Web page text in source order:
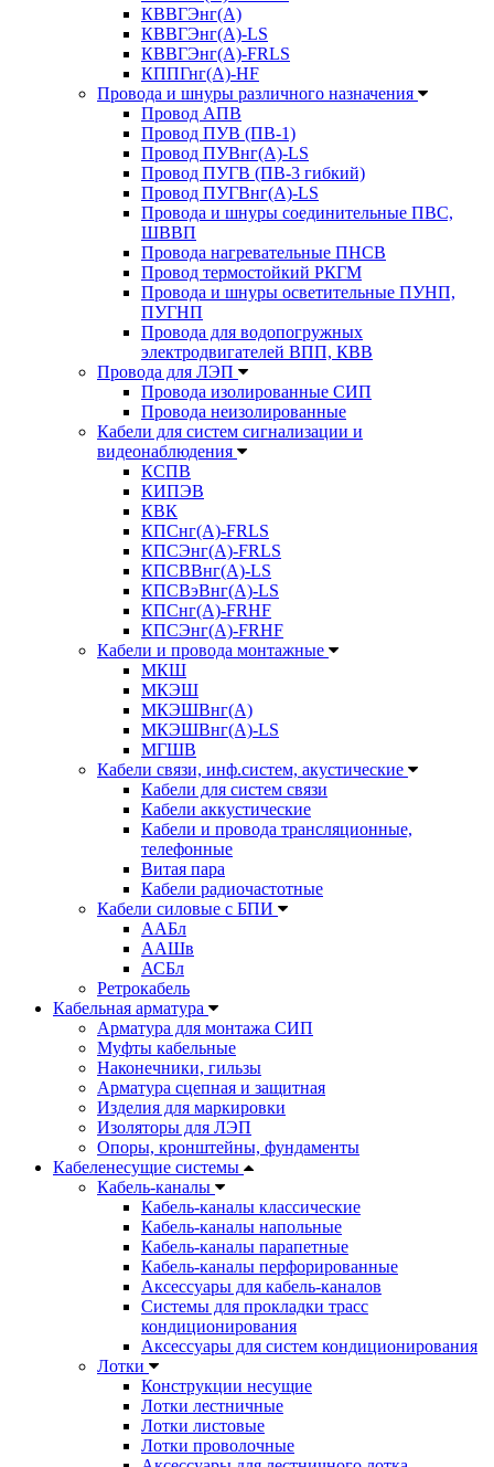
КВВГЭнг(А)
КВВГЭнг(А)-LS
КВВГЭнг(А)-FRLS
КППГнг(А)-HF
Провода и шнуры различного назначения
Провод АПВ
Провод ПУВ (ПВ-1)
Провод ПУВнг(А)-LS
Провод ПУГВ (ПВ-3 гибкий)
Провод ПУГВнг(А)-LS
Провода и шнуры соединительные ПВС,
ШВВП
Провода нагревательные ПНСВ
Провод термостойкий РКГМ
Провода и шнуры осветительные ПУНП,
ПУГНП
Провода для водопогружных
электродвигателей ВПП, КВВ
Провода для ЛЭП
Провода изолированные СИП
Провода неизолированные
Кабели для систем сигнализации и
видеонаблюдения
КСПВ
КИПЭВ
КВК
КПСнг(А)-FRLS
КПСЭнг(А)-FRLS
КПСВВнг(А)-LS
КПСВэВнг(А)-LS
КПСнг(А)-FRHF
КПСЭнг(А)-FRHF
Кабели и провода монтажные
МКШ
МКЭШ
МКЭШВнг(А)
МКЭШВнг(А)-LS
МГШВ
Кабели связи, инф.систем, акустические
Кабели для систем связи
Кабели аккустические
Кабели и провода трансляционные,
телефонные
Витая пара
Кабели радиочастотные
Кабели силовые с БПИ
ААБл
ААШв
АСБл
Ретрокабель
Кабельная арматура
Арматура для монтажа СИП
Муфты кабельные
Наконечники, гильзы
Арматура сцепная и защитная
Изделия для маркировки
Изоляторы для ЛЭП
Опоры, кронштейны, фундаменты
Кабеленесущие системы
Кабель-каналы
Кабель-каналы классические
Кабель-каналы напольные
Кабель-каналы парапетные
Кабель-каналы перфорированные
Аксессуары для кабель-каналов
Системы для прокладки трасс
кондиционирования
Аксессуары для систем кондиционирования
Лотки
Конструкции несущие
Лотки лестничные
Лотки листовые
Лотки проволочные